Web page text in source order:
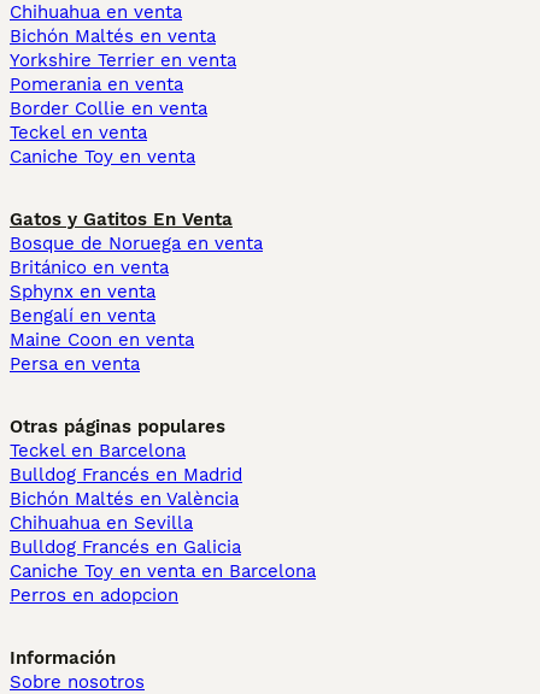
Chihuahua en venta
Bichón Maltés en venta
Yorkshire Terrier en venta
Pomerania en venta
Border Collie en venta
Teckel en venta
Caniche Toy en venta
Gatos y Gatitos En Venta
Bosque de Noruega en venta
Británico en venta
Sphynx en venta
Bengalí en venta
Maine Coon en venta
Persa en venta
Otras páginas populares
Teckel en Barcelona
Bulldog Francés en Madrid
Bichón Maltés en València
Chihuahua en Sevilla
Bulldog Francés en Galicia
Caniche Toy en venta en Barcelona
Perros en adopcion
Información
Sobre nosotros